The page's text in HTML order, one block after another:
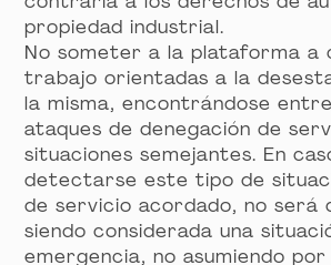
propiedad industrial.
No someter a la plataforma a
trabajo orientadas a la
la misma, encontrándose
ataques de denegación de
situaciones semejantes. En
detectarse este tipo de
de servicio acordado, no será
siendo considerada una
emergencia, no asumiendo